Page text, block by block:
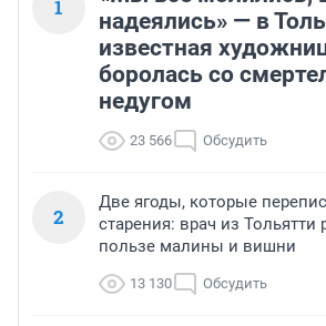
1
надеялись» — в
известная
боролась со
недугом
23 566 Обсудить
2
Две ягоды, которые
старения: врач из Тольятти
пользе малины и вишни
13 130 Обсудить